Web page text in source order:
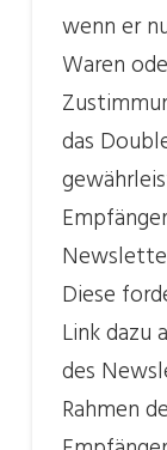
wenn er
Waren
das
Diese
Link dazu
des
Rahmen